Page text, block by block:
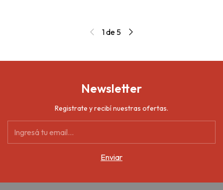
1de 5
Newsletter
Registrate y recibí nuestras ofertas.